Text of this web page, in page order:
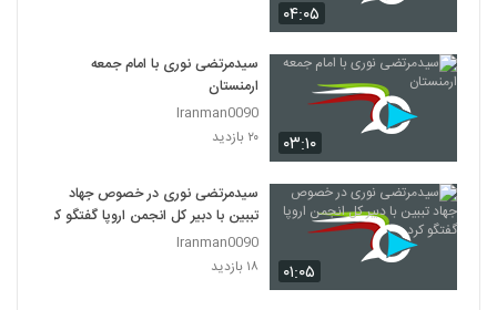
۰۴:۰۵
۰۳:۱۰
سیدمرتضی نوری با امام جمعه
ارمنستان
Iranman0090
۲۰ بازدید
۰۱:۰۵
سیدمرتضی نوری در خصوص جهاد
تببین با دبیر کل انجمن اروپا گفتگو کرد
Iranman0090
۱۸ بازدید